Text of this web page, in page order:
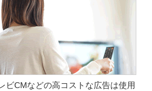
ビCMなどの高コストな広告は使用